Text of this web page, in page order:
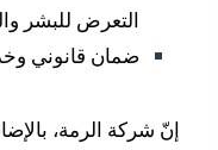
التعرض للبشر
ضمان قانوني
إنّ شركة الرمة،